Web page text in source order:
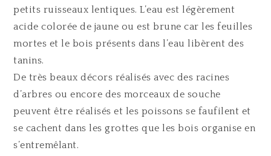
petits ruisseaux lentiques. L’eau est légèrement
acide colorée de jaune ou est brune car les feuilles
mortes et le bois présents dans l’eau libèrent des
tanins.
De très beaux décors réalisés avec des racines
d’arbres ou encore des morceaux de souche
peuvent être réalisés et les poissons se faufilent et
se cachent dans les grottes que les bois organise en
s’entremêlant.